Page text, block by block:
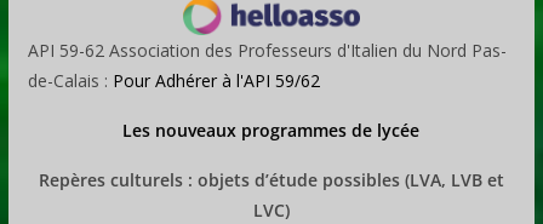
API 59-62 Association des Professeurs d'Italien du Nord Pas-
de-Calais : Pour Adhérer à l'API 59/62
Les nouveaux programmes de lycée
Repères culturels : objets d’étude possibles (LVA, LVB et
LVC)